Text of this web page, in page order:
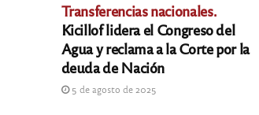
Transferencias nacionales.
Kicillof lidera el Congreso del
Agua y reclama a la Corte por la
deuda de Nación
5 de agosto de 2025